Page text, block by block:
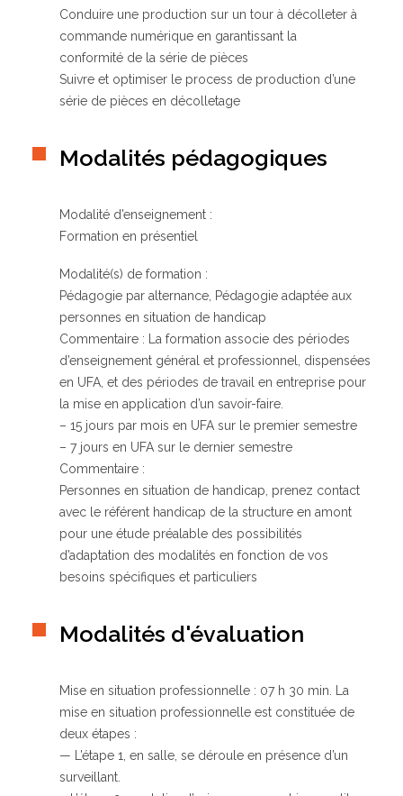
Conduire une production sur un tour à décolleter à
commande numérique en garantissant la
conformité de la série de pièces
Suivre et optimiser le process de production d’une
série de pièces en décolletage
Modalités pédagogiques
Modalité d’enseignement :
Formation en présentiel
Modalité(s) de formation :
Pédagogie par alternance, Pédagogie adaptée aux
personnes en situation de handicap
Commentaire : La formation associe des périodes
d’enseignement général et professionnel, dispensées
en UFA, et des périodes de travail en entreprise pour
la mise en application d’un savoir-faire.
– 15 jours par mois en UFA sur le premier semestre
– 7 jours en UFA sur le dernier semestre
Commentaire :
Personnes en situation de handicap, prenez contact
avec le référent handicap de la structure en amont
pour une étude préalable des possibilités
d’adaptation des modalités en fonction de vos
besoins spécifiques et particuliers
Modalités d'évaluation
Mise en situation professionnelle : 07 h 30 min. La
mise en situation professionnelle est constituée de
deux étapes :
— L’étape 1, en salle, se déroule en présence d’un
surveillant.